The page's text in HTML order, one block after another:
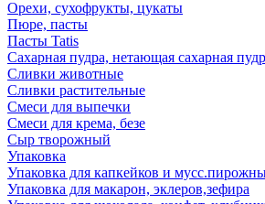
Орехи, сухофрукты, цукаты
Пюре, пасты
Пасты Tatis
Сахарная пудра, нетающая сахарная
Сливки животные
Сливки растительные
Смеси для выпечки
Смеси для крема, безе
Сыр творожный
Упаковка
Упаковка для капкейков и
Упаковка для макарон, эклеров,зефира